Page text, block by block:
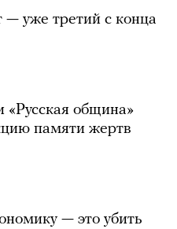
— уже третий с конца
«Русская община»
памяти жертв
— это убить